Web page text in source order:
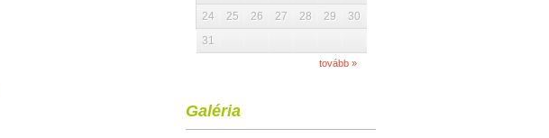
24
25 26 27 28 29
30
31
tovább »
Galéria